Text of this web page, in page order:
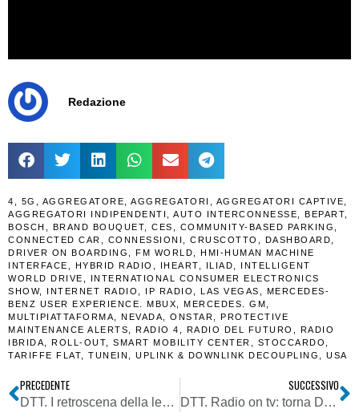
Redazione
4 5G AGGREGATORE AGGREGATORI AGGREGATORI CAPTIVE
AGGREGATORI INDIPENDENTI
AUTO INTERCONNESSE BEPART
BOSCH
BRAND BOUQUET CES COMMUNITY-BASED PARKING
CONNECTED CAR
CONNESSIONI CRUSCOTTO DASHBOARD
DRIVER ON BOARDING
FM WORLD
HMI-HUMAN MACHINE
INTERFACE
HYBRID RADIO IHEART ILIAD
INTELLIGENT
WORLD DRIVE
INTERNATIONAL CONSUMER ELECTRONICS
SHOW, INTERNET RADIO IP RADIO LAS VEGAS
MERCEDES-
BENZ USER EXPERIENCE. MBUX
MERCEDES. GM
MULTIPIATTAFORMA
NEVADA ONSTAR
PROTECTIVE
MAINTENANCE ALERTS
RADIO 4 RADIO DEL FUTURO
RADIO
IBRIDA
ROLL-OUT SMART MOBILITY CENTER STOCCARDO
TARIFFE FLAT
TUNEIN UPLINK & DOWNLINK DECOUPLING USA
PRECEDENTE
DTT. I retroscena della legge di bilancio: diritti d’uso condivisi e operatore unico in prospettiva di un futuro sempre meno terrestre
SUCCESSIVO
DTT. Radio on tv: torna DeeJay sul 69. Ma non sarà symulcasting h24 con radio